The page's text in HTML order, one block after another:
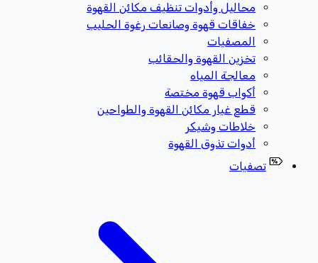
محاليل وأدوات تنظيف مكائن القهوة
خفاقات قهوة وصانعات رغوة الحليب
المصفيات
تخزين القهوة والحقائب
معالجة المياه
أكواب قهوة مختصة
قطع غيار مكائن القهوة والطواحين
خلاطات وشيكر
أدوات تذوق القهوة
تصفيات